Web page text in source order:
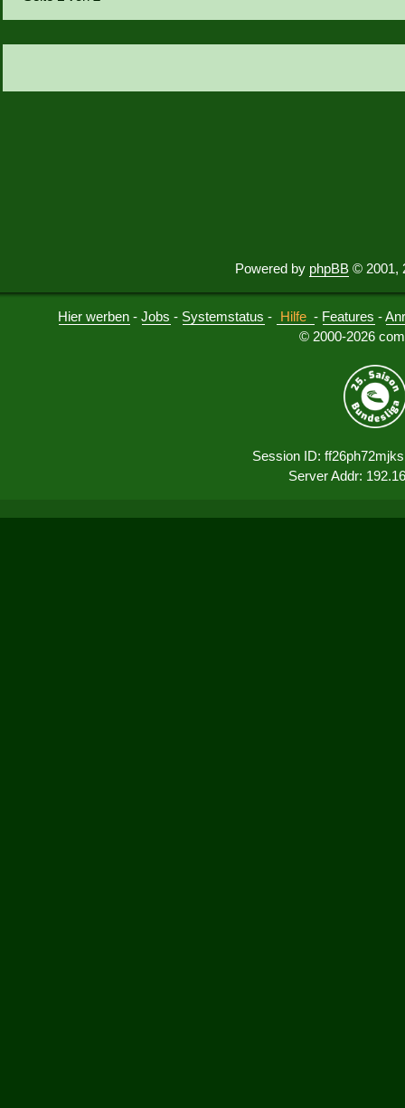
Powered by phpBB © 2001,
Hier werben -Jobs - Systemstatus - Hilfe - Features -
© 2000-2026
Session ID:
Server Addr: